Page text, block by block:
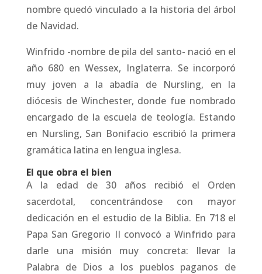
nombre quedó vinculado a la historia del árbol
de Navidad.
Winfrido -nombre de pila del santo- nació en el
año 680 en Wessex, Inglaterra. Se incorporó
muy joven a la abadía de Nursling, en la
diócesis de Winchester, donde fue nombrado
encargado de la escuela de teología. Estando
en Nursling, San Bonifacio escribió la primera
gramática latina en lengua inglesa.
El que obra el bien
A la edad de 30 años recibió el Orden
sacerdotal, concentrándose con mayor
dedicación en el estudio de la Biblia. En 718 el
Papa San Gregorio II convocó a Winfrido para
darle una misión muy concreta: llevar la
Palabra de Dios a los pueblos paganos de